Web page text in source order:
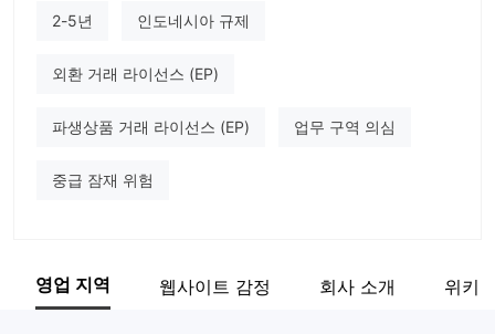
기업 직원
2-5년 인도네시아 규제
외환 거래 라이선스 (EP)
파생상품 거래 라이선스 (EP) 업무 구역 의심
중급 잠재 위험
영업 지역 웹사이트 감정 회사 소개 위키